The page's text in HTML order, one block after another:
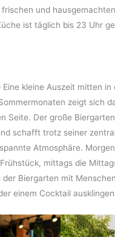
frischen und
ist täglich bis 23 Uhr
Eine kleine Auszeit mitten in
zeigt sich
Seite. Der große
schafft trotz seiner
Atmosphäre.
mittags die
der Biergarten mit
einem Cocktail